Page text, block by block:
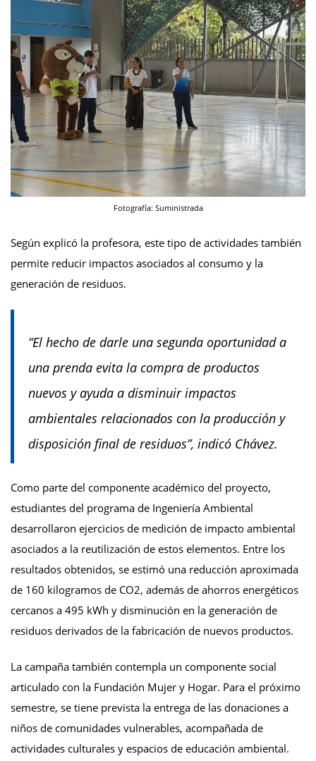
Fotografía: Suministrada
Según explicó la profesora, este tipo de actividades también
permite reducir impactos asociados al consumo y la
generación de residuos.
“El hecho de darle una segunda oportunidad a
una prenda evita la compra de productos
nuevos y ayuda a disminuir impactos
ambientales relacionados con la producción y
disposición final de residuos”, indicó Chávez.
Como parte del componente académico del proyecto,
estudiantes del programa de Ingeniería Ambiental
desarrollaron ejercicios de medición de impacto ambiental
asociados a la reutilización de estos elementos. Entre los
resultados obtenidos, se estimó una reducción aproximada
de 160 kilogramos de CO2, además de ahorros energéticos
cercanos a 495 kWh y disminución en la generación de
residuos derivados de la fabricación de nuevos productos.
La campaña también contempla un componente social
articulado con la Fundación Mujer y Hogar. Para el próximo
semestre, se tiene prevista la entrega de las donaciones a
niños de comunidades vulnerables, acompañada de
actividades culturales y espacios de educación ambiental.